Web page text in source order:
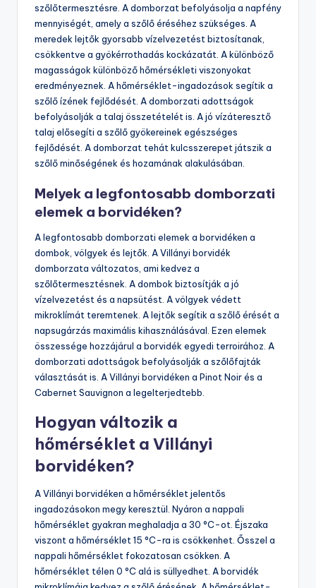
szőlőtermesztésre. A domborzat befolyásolja a napfény
mennyiségét, amely a szőlő éréséhez szükséges. A
meredek lejtők gyorsabb vízelvezetést biztosítanak,
csökkentve a gyökérrothadás kockázatát. A különböző
magasságok különböző hőmérsékleti viszonyokat
eredményeznek. A hőmérséklet-ingadozások segítik a
szőlő ízének fejlődését. A domborzati adottságok
befolyásolják a talaj összetételét is. A jó vízáteresztő
talaj elősegíti a szőlő gyökereinek egészséges
fejlődését. A domborzat tehát kulcsszerepet játszik a
szőlő minőségének és hozamának alakulásában.
Melyek a legfontosabb domborzati
elemek a borvidéken?
A legfontosabb domborzati elemek a borvidéken a
dombok, völgyek és lejtők. A Villányi borvidék
domborzata változatos, ami kedvez a
szőlőtermesztésnek. A dombok biztosítják a jó
vízelvezetést és a napsütést. A völgyek védett
mikroklímát teremtenek. A lejtők segítik a szőlő érését a
napsugárzás maximális kihasználásával. Ezen elemek
összessége hozzájárul a borvidék egyedi terroirához. A
domborzati adottságok befolyásolják a szőlőfajták
választását is. A Villányi borvidéken a Pinot Noir és a
Cabernet Sauvignon a legelterjedtebb.
Hogyan változik a
hőmérséklet a Villányi
borvidéken?
A Villányi borvidéken a hőmérséklet jelentős
ingadozásokon megy keresztül. Nyáron a nappali
hőmérséklet gyakran meghaladja a 30 °C-ot. Éjszaka
viszont a hőmérséklet 15 °C-ra is csökkenhet. Ősszel a
nappali hőmérséklet fokozatosan csökken. A
hőmérséklet télen 0 °C alá is süllyedhet. A borvidék